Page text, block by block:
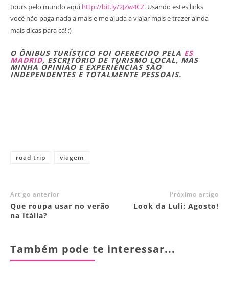
tours pelo mundo aqui http://bit.ly/2JZw4CZ. Usando estes links
você não paga nada a mais e me ajuda a viajar mais e trazer ainda
mais dicas para cá! ;)
O ÔNIBUS TURÍSTICO FOI OFERECIDO PELA ES
MADRID, ESCRITÓRIO DE TURISMO LOCAL, MAS
MINHA OPINIÃO E EXPERIÊNCIAS SÃO
INDEPENDENTES E TOTALMENTE PESSOAIS.
road trip viagem
Artigo anterior
Que roupa usar no verão
na Itália?
Próximo artigo
Look da Luli: Agosto!
Também pode te interessar...